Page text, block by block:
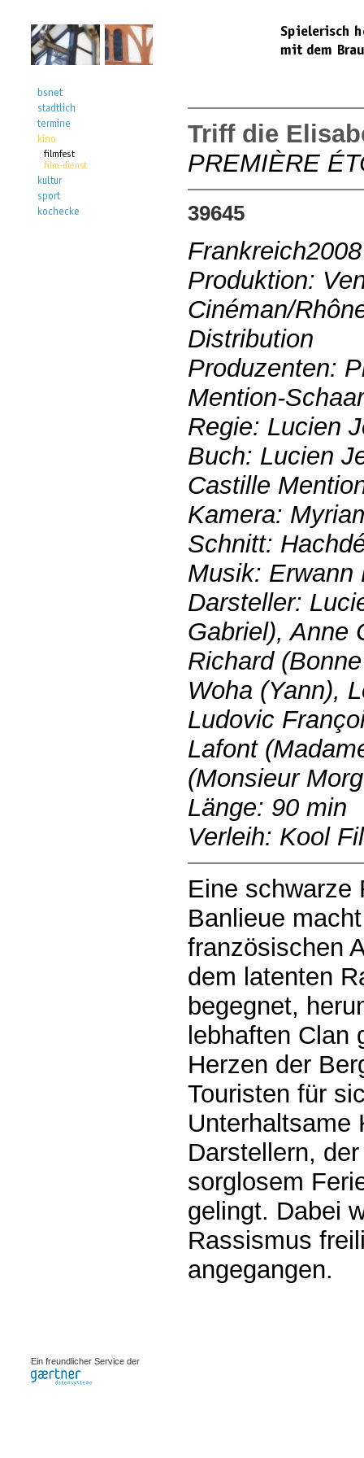
Triff die
PREMIÈRE
39645
Frankreich2008
Produktion:
Cinéman/
Distribution
Produzenten:
Mention-Schaar
Regie: Lucien
Buch: Lucien
Castille
Kamera:
Schnitt:
Musik: Erwann
Darsteller:
Gabriel), Anne
Richard
Woha (Yann),
Ludovic
Lafont
(Monsieur
Länge: 90 min
Verleih: Kool
Eine schwarze
Banlieue
französischen
dem latenten
begegnet,
lebhaften Clan
Herzen der
Touristen für
Unterhaltsame
Darstellern,
sorglosem
gelingt. Dabei
Rassismus
angegangen.
Ein freundlicher Service der